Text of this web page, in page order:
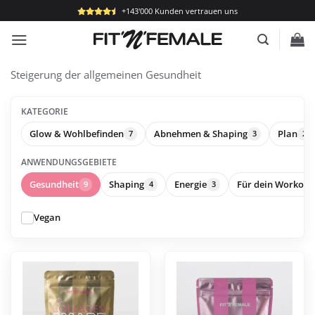
Inhalt
springen
+143'000 Kunden vertrauen uns
Steigerung der allgemeinen Gesundheit
KATEGORIE
Glow & Wohlbefinden 7 Abnehmen & Shaping 3 Plan 2
ANWENDUNGSGEBIETE
Gesundheit 9 Shaping 4 Energie 3 Für dein Workout
Vegan
Produkt